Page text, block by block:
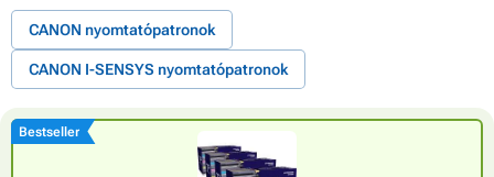
CANON nyomtatópatronok
CANON I-SENSYS nyomtatópatronok
Bestseller